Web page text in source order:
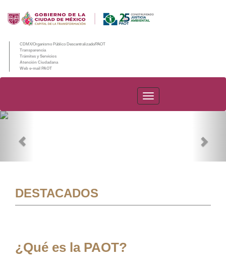
CDMX/Organismo Público Descentralizado/PAOT
Transparencia
Trámites y Servicios
Atención Ciudadana
Web e-mail PAOT
PAOT
DESTACADOS
¿Qué es la PAOT?